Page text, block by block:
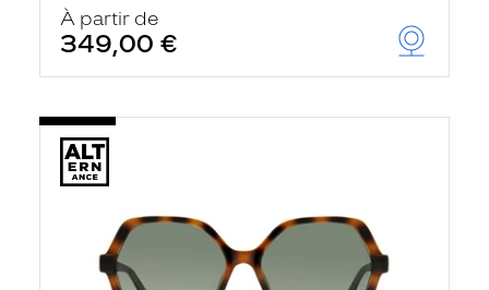
À partir de
349,00 €